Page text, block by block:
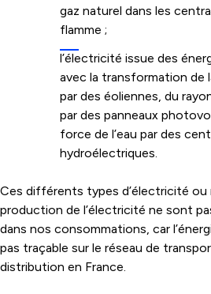
gaz naturel dans les
flamme ;
l’électricité issue des
avec la transformation de
par des éoliennes, du
par des panneaux
force de l’eau par des
hydroélectriques.
Ces différents types d’électricité ou
production de l’électricité ne sont
dans nos consommations, car
pas traçable sur le réseau de
distribution en France.